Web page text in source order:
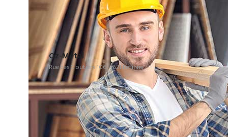
Oz-Metal
Rue des Cloutiers 106, 4621 Retinne